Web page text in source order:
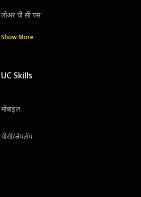
लोअर पी सी एस
Show More
UC Skills
मोबाइल
पीसी/लैपटॉप